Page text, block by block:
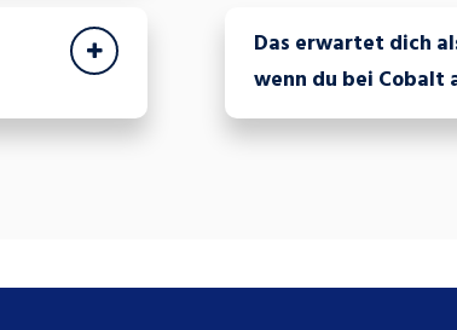
Das erwartet dich
wenn du bei Cobalt